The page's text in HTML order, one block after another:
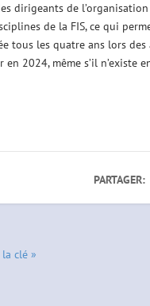
dirigeants de
de la FIS, ce qui
tous les quatre ans lors des
2024, même s’il n’existe
PARTAGER:
la clé »